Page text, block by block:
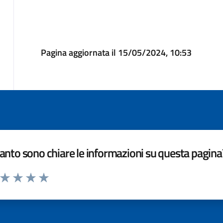
Pagina aggiornata il 15/05/2024, 10:53
sono chiare le informazioni su questa
da 1 a 5 stelle la pagina